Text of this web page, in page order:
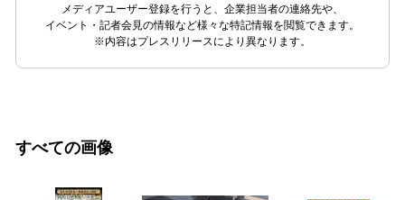
メディアユーザー登録を行うと、企業担当者の連絡先や、
イベント・記者会見の情報など様々な特記情報を閲覧できます。
※内容はプレスリリースにより異なります。
すべての画像